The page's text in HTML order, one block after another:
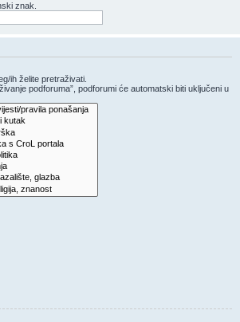
znak.
ih želite pretraživati.
podforuma”, podforumi će automatski biti uključeni u